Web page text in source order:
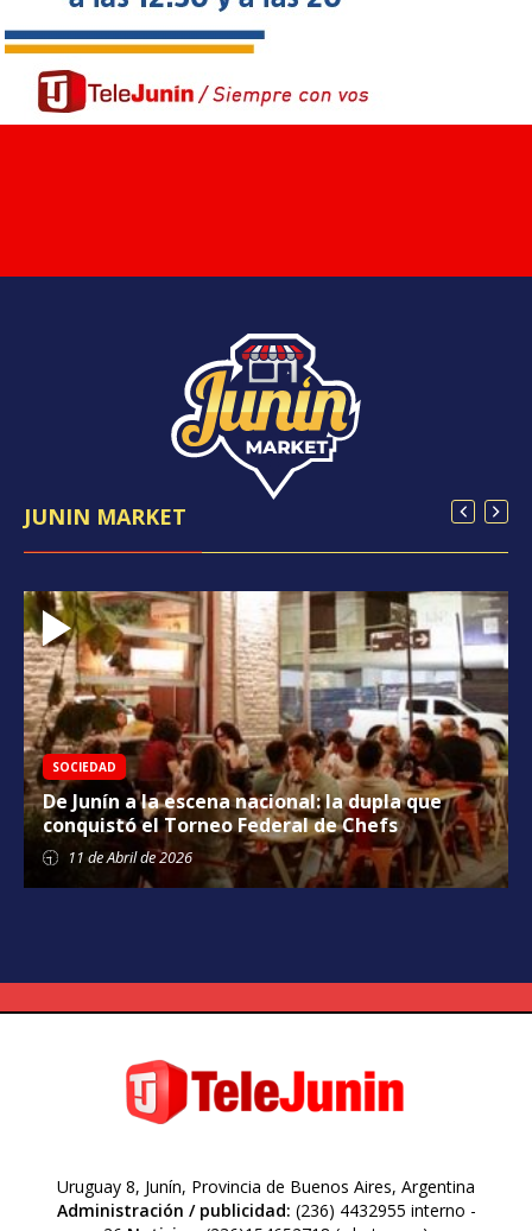
JUNIN MARKET
SOCIEDAD
De Junín a la escena nacional: la dupla que
conquistó el Torneo Federal de Chefs
11 deAbrilde 2026
Uruguay 8, Junín, Provincia de Buenos Aires, Argentina
Administración / publicidad: (236) 4432955 interno -